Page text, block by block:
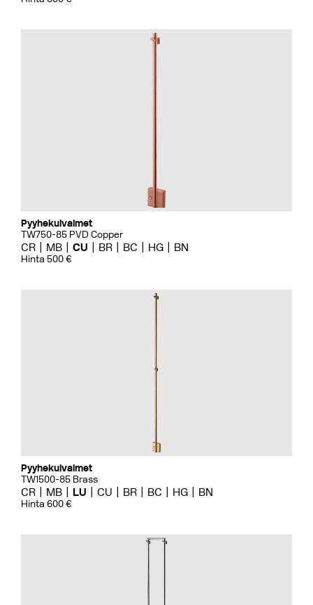
Pyyhekuivaimet
TW750-85 PVD Copper
CR MB CU BR BC HG BN
Hinta 500 €
Pyyhekuivaimet
TW1500-85 Brass
CR MB LU CU BR BC HG BN
Hinta 600 €